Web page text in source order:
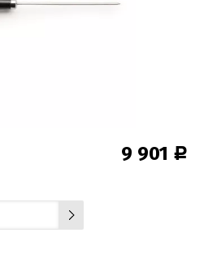
9 901 Р